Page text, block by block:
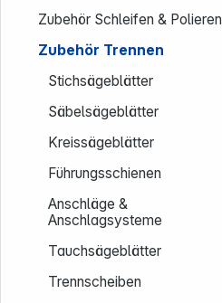
Zubehör Schleifen & Polieren
Zubehör Trennen
Stichsägeblätter
Säbelsägeblätter
Kreissägeblätter
Führungsschienen
Anschläge &
Anschlagsysteme
Tauchsägeblätter
Trennscheiben